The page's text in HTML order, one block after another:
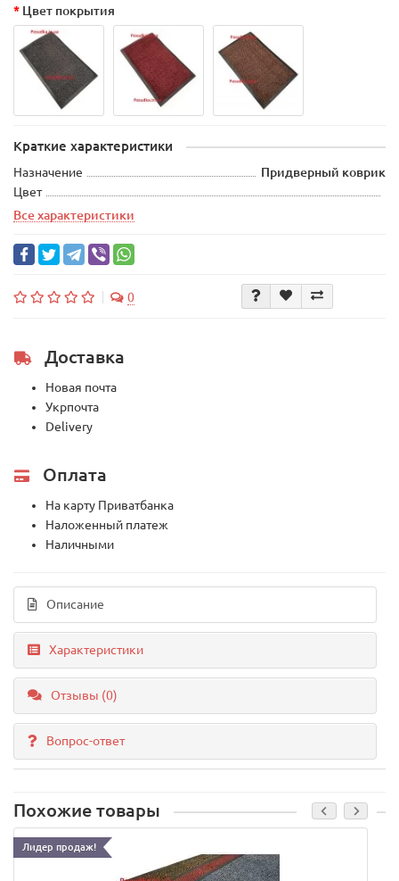
Цвет покрытия
Краткие характеристики
Назначение
Придверный коврик
Цвет
Все характеристики
0
Доставка
Новая почта
Укрпочта
Delivery
Оплата
На карту Приватбанка
Наложенный платеж
Наличными
Описание
Характеристики
Отзывы (0)
Вопрос-ответ
Похожие товары
Лидер продаж!